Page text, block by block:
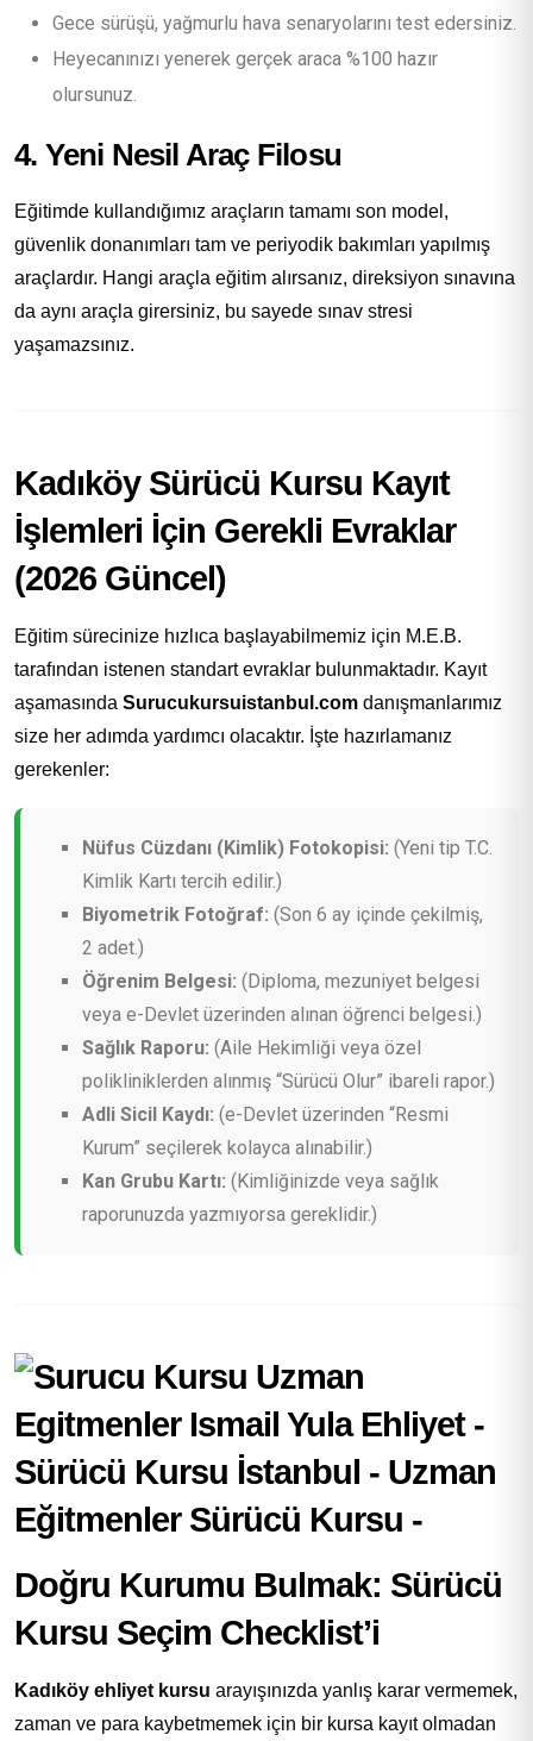
Gece sürüşü, yağmurlu hava senaryolarını test edersiniz.
Heyecanınızı yenerek gerçek araca %100 hazır
olursunuz.
4. Yeni Nesil Araç Filosu
Eğitimde kullandığımız araçların tamamı son model,
güvenlik donanımları tam ve periyodik bakımları yapılmış
araçlardır. Hangi araçla eğitim alırsanız, direksiyon sınavına
da aynı araçla girersiniz, bu sayede sınav stresi
yaşamazsınız.
Kadıköy Sürücü Kursu Kayıt
İşlemleri İçin Gerekli Evraklar
(2026 Güncel)
Eğitim sürecinize hızlıca başlayabilmemiz için M.E.B.
tarafından istenen standart evraklar bulunmaktadır. Kayıt
aşamasında Surucukursuistanbul.com danışmanlarımız
size her adımda yardımcı olacaktır. İşte hazırlamanız
gerekenler:
Nüfus Cüzdanı (Kimlik) Fotokopisi: (Yeni tip T.C.
Kimlik Kartı tercih edilir.)
Biyometrik Fotoğraf: (Son 6 ay içinde çekilmiş,
2 adet.)
Öğrenim Belgesi: (Diploma, mezuniyet belgesi
veya e-Devlet üzerinden alınan öğrenci belgesi.)
Sağlık Raporu: (Aile Hekimliği veya özel
polikliniklerden alınmış “Sürücü Olur” ibareli rapor.)
Adli Sicil Kaydı: (e-Devlet üzerinden “Resmi
Kurum” seçilerek kolayca alınabilir.)
Kan Grubu Kartı: (Kimliğinizde veya sağlık
raporunuzda yazmıyorsa gereklidir.)
Doğru Kurumu Bulmak: Sürücü
Kursu Seçim Checklist’i
Kadıköy ehliyet kursu arayışınızda yanlış karar vermemek,
zaman ve para kaybetmemek için bir kursa kayıt olmadan